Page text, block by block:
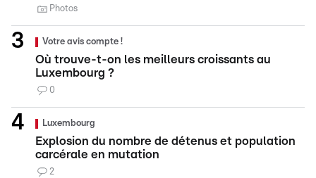
Photos
Votre avis compte !
Où trouve-t-on les meilleurs croissants au
Luxembourg ?
0
Luxembourg
Explosion du nombre de détenus et population
carcérale en mutation
2